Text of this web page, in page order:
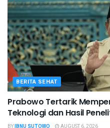
BERITA SEHAT
Prabowo Tertarik
Teknologi dan Hasil